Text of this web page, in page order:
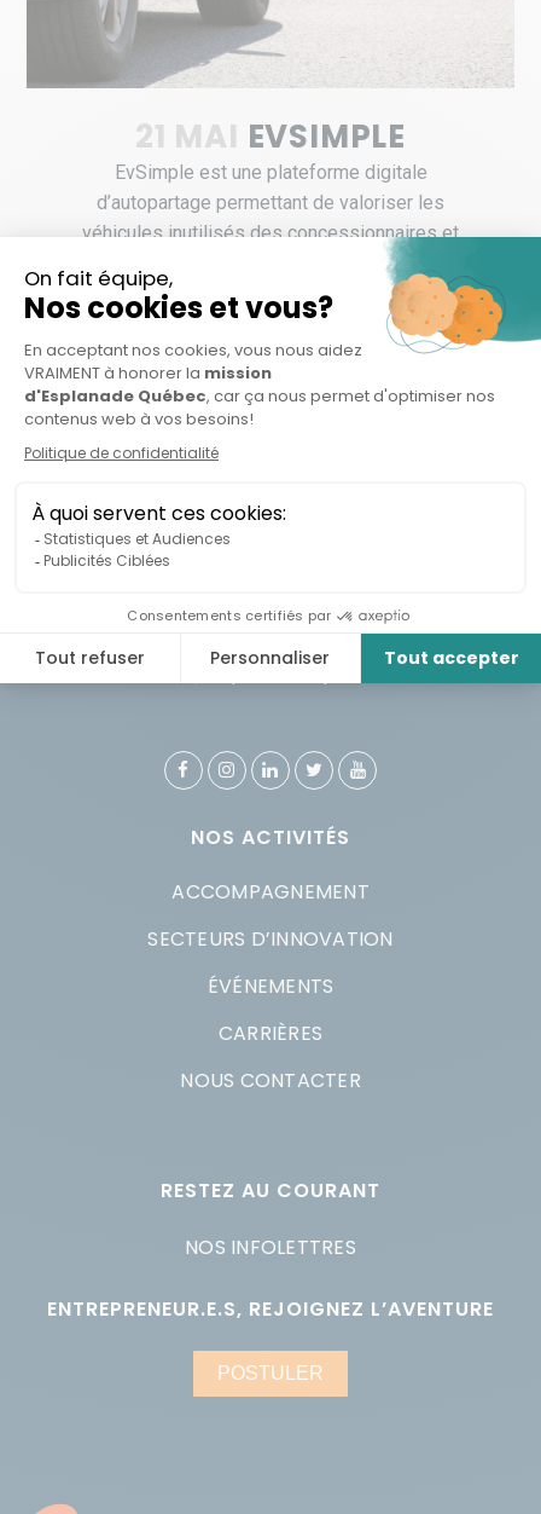
21 MAI EVSIMPLE
EvSimple est une plateforme digitale
d’autopartage permettant de valoriser les
véhicules inutilisés des concessionnaires et
gestionnaires de flottes en actifs partagé...
914 rue Notre-Dame Ouest, bureau 204
Montréal, QC H3C 1J9
info@esplanade.quebec
NOS ACTIVITÉS
ACCOMPAGNEMENT
SECTEURS D’INNOVATION
ÉVÉNEMENTS
CARRIÈRES
NOUS CONTACTER
RESTEZ AU COURANT
NOS INFOLETTRES
ENTREPRENEUR.E.S, REJOIGNEZ L’AVENTURE
POSTULER